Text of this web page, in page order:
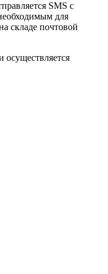
SMS с
для
складе почтовой
осуществляется